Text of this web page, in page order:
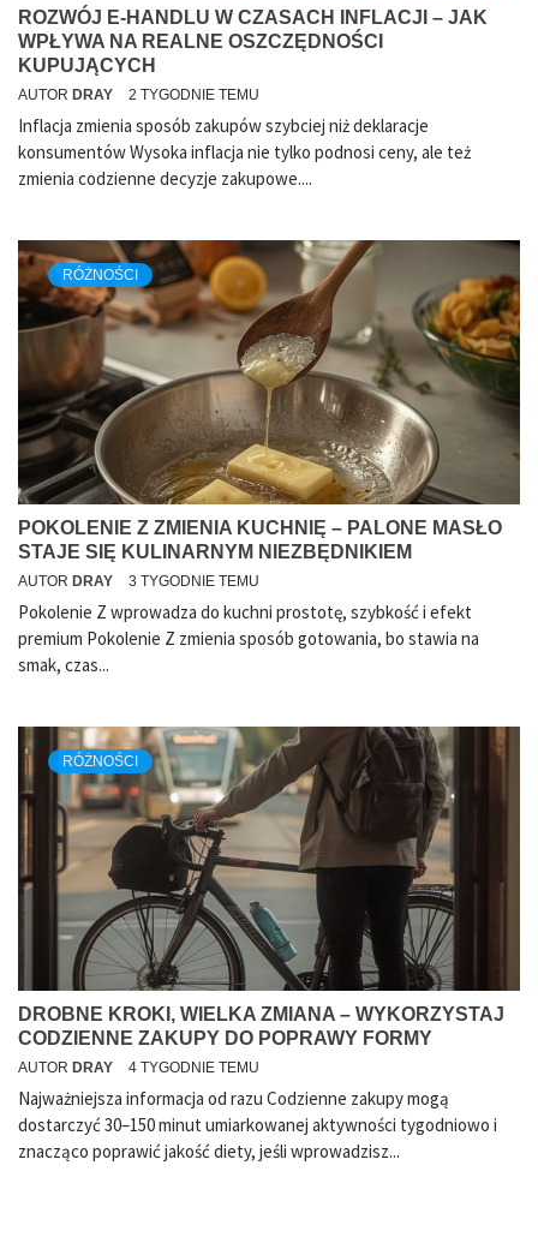
ROZWÓJ E-HANDLU W CZASACH INFLACJI – JAK
WPŁYWA NA REALNE OSZCZĘDNOŚCI
KUPUJĄCYCH
AUTOR DRAY 2 TYGODNIE TEMU
Inflacja zmienia sposób zakupów szybciej niż deklaracje
konsumentów Wysoka inflacja nie tylko podnosi ceny, ale też
zmienia codzienne decyzje zakupowe....
RÓŻNOŚCI
POKOLENIE Z ZMIENIA KUCHNIĘ – PALONE MASŁO
STAJE SIĘ KULINARNYM NIEZBĘDNIKIEM
AUTOR DRAY 3 TYGODNIE TEMU
Pokolenie Z wprowadza do kuchni prostotę, szybkość i efekt
premium Pokolenie Z zmienia sposób gotowania, bo stawia na
smak, czas...
RÓŻNOŚCI
DROBNE KROKI, WIELKA ZMIANA – WYKORZYSTAJ
CODZIENNE ZAKUPY DO POPRAWY FORMY
AUTOR DRAY 4 TYGODNIE TEMU
Najważniejsza informacja od razu Codzienne zakupy mogą
dostarczyć 30–150 minut umiarkowanej aktywności tygodniowo i
znacząco poprawić jakość diety, jeśli wprowadzisz...